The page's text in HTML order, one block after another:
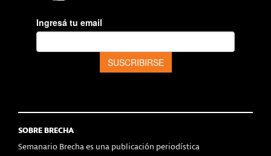
SOBRE BRECHA
Semanario Brecha es una publicación periodística